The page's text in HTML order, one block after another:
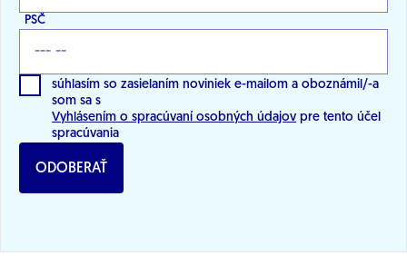
PSČ
súhlasím so zasielaním noviniek e-mailom a oboznámil/-a
som sa s
Vyhlásením o spracúvaní osobných údajov pre tento účel
spracúvania
ODOBERAŤ